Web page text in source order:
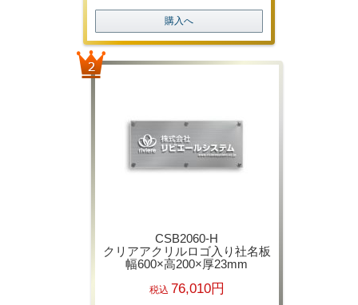
購入へ
CSB2060-H
クリアアクリルロゴ入り社名板
幅600×高200×厚23mm
税込 76,010円